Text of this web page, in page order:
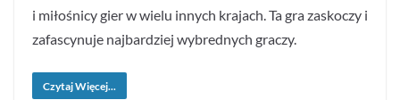
i miłośnicy gier w wielu innych krajach. Ta gra zaskoczy i
zafascynuje najbardziej wybrednych graczy.
Czytaj Więcej...